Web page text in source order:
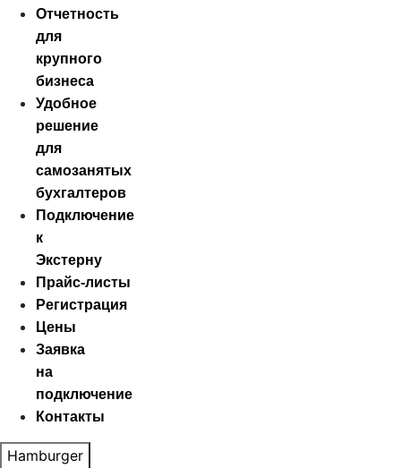
Отчетность
для
крупного
бизнеса
Удобное
решение
для
самозанятых
бухгалтеров
Подключение
к
Экстерну
Прайс‑листы
Регистрация
Цены
Заявка
на
подключение
Контакты
Hamburger